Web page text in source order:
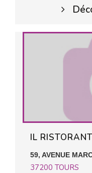
IL
59, AVENUE
37200 TOURS